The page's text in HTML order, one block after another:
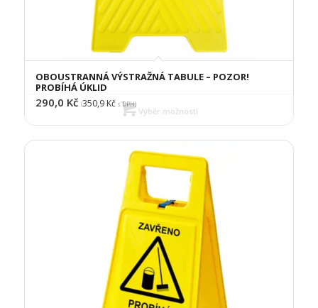
OBOUSTRANNÁ VÝSTRAŽNÁ TABULE – POZOR!
PROBÍHÁ ÚKLID
290,0 Kč (350,9Kčs DPH)
Výběr možností